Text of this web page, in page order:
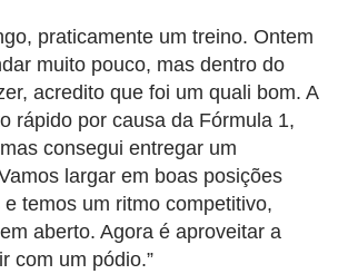
praticamente um treino. Ontem
muito pouco, mas dentro do
acredito que foi um quali bom. A
rápido por causa da Fórmula 1,
consegui entregar um
largar em boas posições
temos um ritmo competitivo,
aberto. Agora é aproveitar a
com um pódio.”